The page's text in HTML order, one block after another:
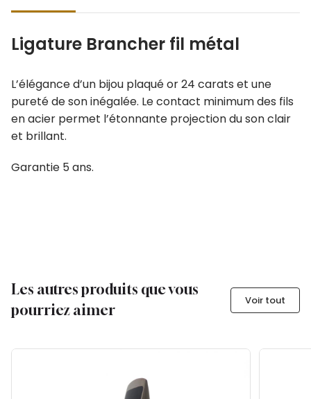
Ligature Brancher fil métal
L’élégance d’un bijou plaqué or 24 carats et une
pureté de son inégalée. Le contact minimum des fils
en acier permet l’étonnante projection du son clair
et brillant.
Garantie 5 ans.
Les autres produits que vous
pourriez aimer
Voir tout